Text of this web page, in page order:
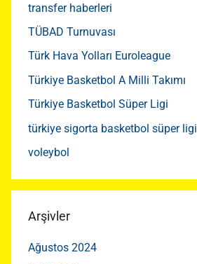
transfer haberleri
TÜBAD Turnuvası
Türk Hava Yolları Euroleague
Türkiye Basketbol A Milli Takımı
Türkiye Basketbol Süper Ligi
türkiye sigorta basketbol süper ligi
voleybol
Arşivler
Ağustos 2024